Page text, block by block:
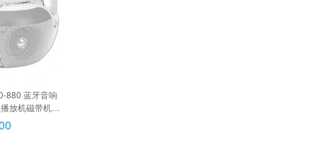
880 蓝牙音响
放机磁带机录
录学习机（白
功能收录复读